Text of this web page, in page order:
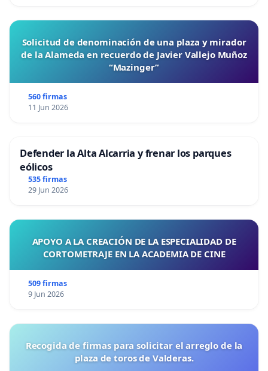
Solicitud de denominación de una plaza y mirador
de la Alameda en recuerdo de Javier Vallejo Muñoz
“Mazinger”
560 firmas
11 Jun 2026
Defender la Alta Alcarria y frenar los parques
eólicos
535 firmas
29 Jun 2026
APOYO A LA CREACIÓN DE LA ESPECIALIDAD DE
CORTOMETRAJE EN LA ACADEMIA DE CINE
509 firmas
9 Jun 2026
Recogida de firmas para solicitar el arreglo de la
plaza de toros de Valderas.